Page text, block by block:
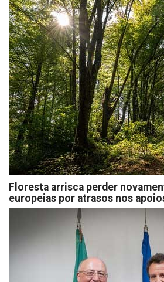
Floresta arrisca perder
europeias por atrasos nos